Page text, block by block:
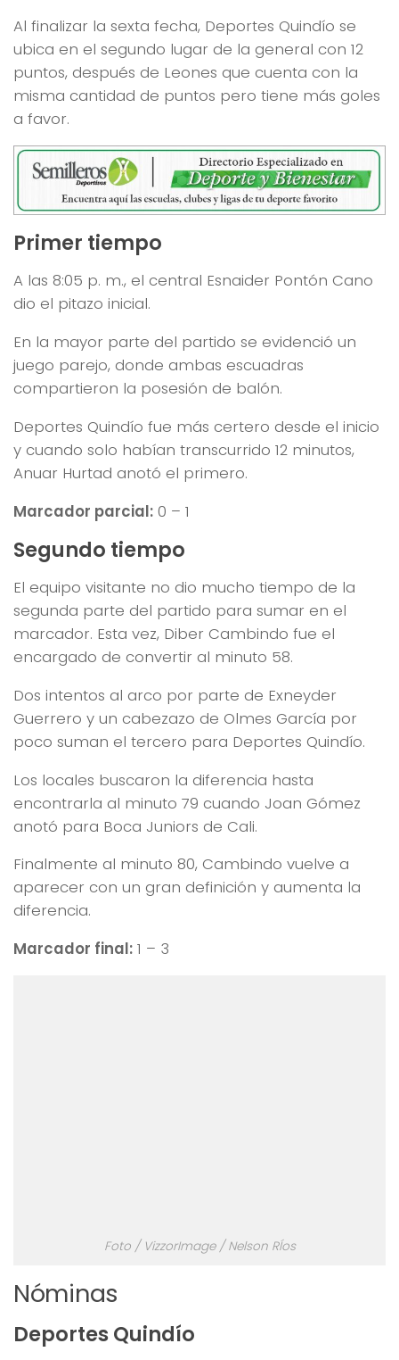
Al finalizar la sexta fecha, Deportes Quindío se
ubica en el segundo lugar de la general con 12
puntos, después de Leones que cuenta con la
misma cantidad de puntos pero tiene más goles
a favor.
Primer tiempo
A las 8:05 p. m., el central Esnaider Pontón Cano
dio el pitazo inicial.
En la mayor parte del partido se evidenció un
juego parejo, donde ambas escuadras
compartieron la posesión de balón.
Deportes Quindío fue más certero desde el inicio
y cuando solo habían transcurrido 12 minutos,
Anuar Hurtad anotó el primero.
Marcador parcial: 0 – 1
Segundo tiempo
El equipo visitante no dio mucho tiempo de la
segunda parte del partido para sumar en el
marcador. Esta vez, Diber Cambindo fue el
encargado de convertir al minuto 58.
Dos intentos al arco por parte de Exneyder
Guerrero y un cabezazo de Olmes García por
poco suman el tercero para Deportes Quindío.
Los locales buscaron la diferencia hasta
encontrarla al minuto 79 cuando Joan Gómez
anotó para Boca Juniors de Cali.
Finalmente al minuto 80, Cambindo vuelve a
aparecer con un gran definición y aumenta la
diferencia.
Marcador final: 1 – 3
Foto / VizzorImage / Nelson RÍos
Nóminas
Deportes Quindío